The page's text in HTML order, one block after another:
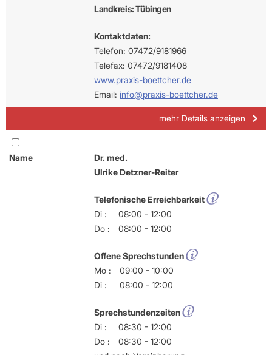
Landkreis: Tübingen
Kontaktdaten:
Telefon: 07472/9181966
Telefax: 07472/9181408
www.praxis-boettcher.de
Email: info@praxis-boettcher.de
mehr Details anzeigen
Name
Dr. med.
Ulrike Detzner-Reiter
Telefonische Erreichbarkeit
Di :
08:00 - 12:00
Do :
08:00 - 12:00
Offene Sprechstunden
Mo :
09:00 - 10:00
Di :
08:00 - 12:00
Sprechstundenzeiten
Di :
08:30 - 12:00
Do :
08:30 - 12:00